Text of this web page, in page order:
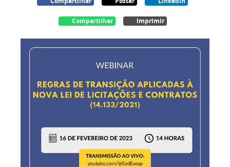
Compartilhar Imprimir